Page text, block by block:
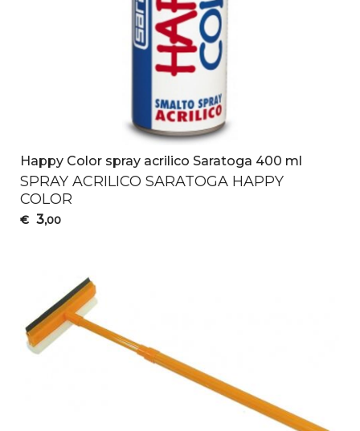
Happy Color spray acrilico Saratoga 400 ml
SPRAY ACRILICO SARATOGA HAPPY
COLOR
€ 3,00